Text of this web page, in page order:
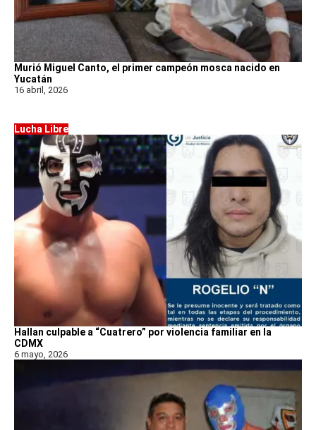
Murió Miguel Canto, el primer campeón mosca nacido en
Yucatán
16 abril, 2026
Lucha Libre
Hallan culpable a “Cuatrero” por violencia familiar en la
CDMX
6 mayo, 2026